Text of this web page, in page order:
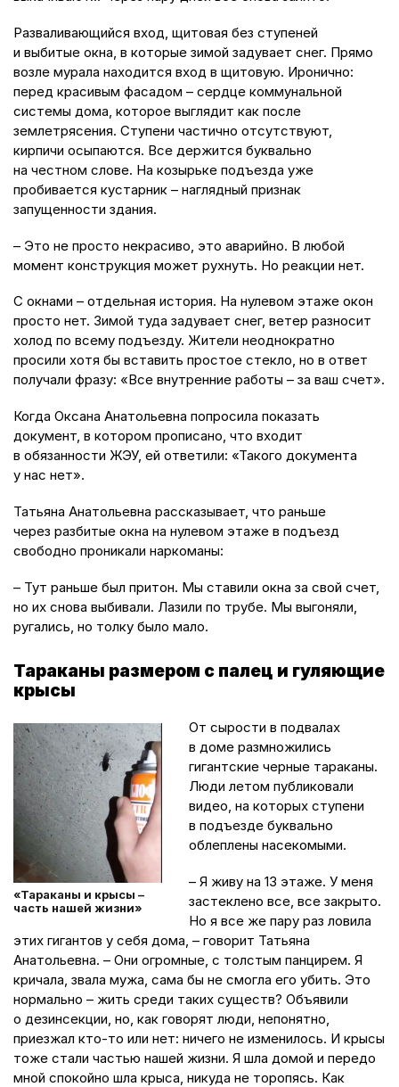
Разваливающийся вход, щитовая без ступеней
и выбитые окна, в которые зимой задувает снег. Прямо
возле мурала находится вход в щитовую. Иронично:
перед красивым фасадом – сердце коммунальной
системы дома, которое выглядит как после
землетрясения. Ступени частично отсутствуют,
кирпичи осыпаются. Все держится буквально
на честном слове. На козырьке подъезда уже
пробивается кустарник – наглядный признак
запущенности здания.
– Это не просто некрасиво, это аварийно. В любой
момент конструкция может рухнуть. Но реакции нет.
С окнами – отдельная история. На нулевом этаже окон
просто нет. Зимой туда задувает снег, ветер разносит
холод по всему подъезду. Жители неоднократно
просили хотя бы вставить простое стекло, но в ответ
получали фразу: «Все внутренние работы – за ваш счет».
Когда Оксана Анатольевна попросила показать
документ, в котором прописано, что входит
в обязанности ЖЭУ, ей ответили: «Такого документа
у нас нет».
Татьяна Анатольевна рассказывает, что раньше
через разбитые окна на нулевом этаже в подъезд
свободно проникали наркоманы:
– Тут раньше был притон. Мы ставили окна за свой счет,
но их снова выбивали. Лазили по трубе. Мы выгоняли,
ругались, но толку было мало.
Тараканы размером с палец и гуляющие
крысы
«Тараканы и крысы –
часть нашей жизни»
От сырости в подвалах
в доме размножились
гигантские черные тараканы.
Люди летом публиковали
видео, на которых ступени
в подъезде буквально
облеплены насекомыми.
– Я живу на 13 этаже. У меня
застеклено все, все закрыто.
Но я все же пару раз ловила
этих гигантов у себя дома, – говорит Татьяна
Анатольевна. – Они огромные, с толстым панцирем. Я
кричала, звала мужа, сама бы не смогла его убить. Это
нормально – жить среди таких существ? Объявили
о дезинсекции, но, как говорят люди, непонятно,
приезжал кто­-то или нет: ничего не изменилось. И крысы
тоже стали частью нашей жизни. Я шла домой и передо
мной спокойно шла крыса, никуда не торопясь. Как